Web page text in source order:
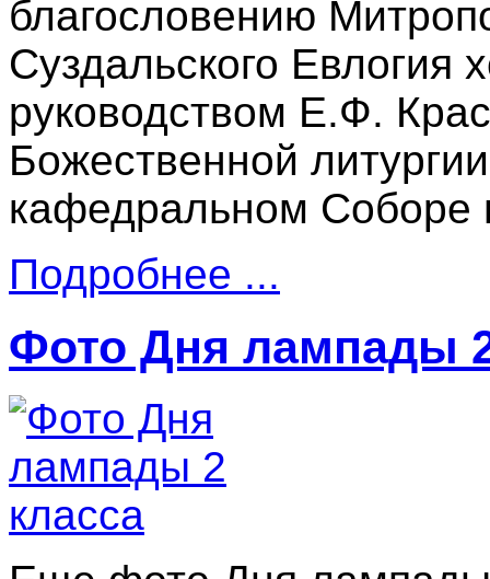
благословению
Суздальского Евлогия
руководством Е.Ф.
Божественной
кафедральном Соборе
Подробнее ...
Фото Дня лампады